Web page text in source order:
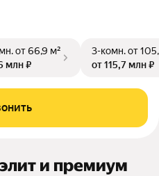
от 66,9 м²
млн ₽
3-комн.от
от 115,7 млн ₽
и премиум